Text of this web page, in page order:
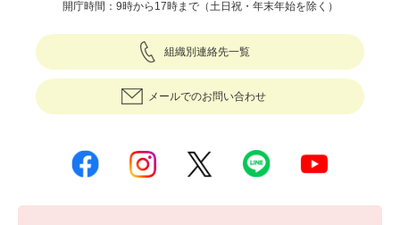
開庁時間：9時から17時まで（土日祝・年末年始を除く）
組織別連絡先一覧
メールでのお問い合わせ